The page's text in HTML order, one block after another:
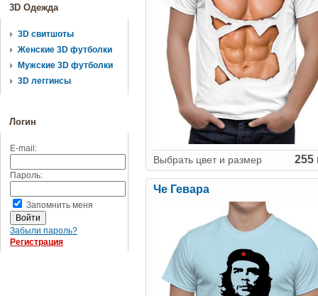
3D Одежда
3D свитшоты
Женские 3D футболки
Мужские 3D футболки
3D леггинсы
Логин
E-mail:
Пароль:
Запомнить меня
Забыли пароль?
Регистрация
Выбрать цвет и размер 255
Че Гевара